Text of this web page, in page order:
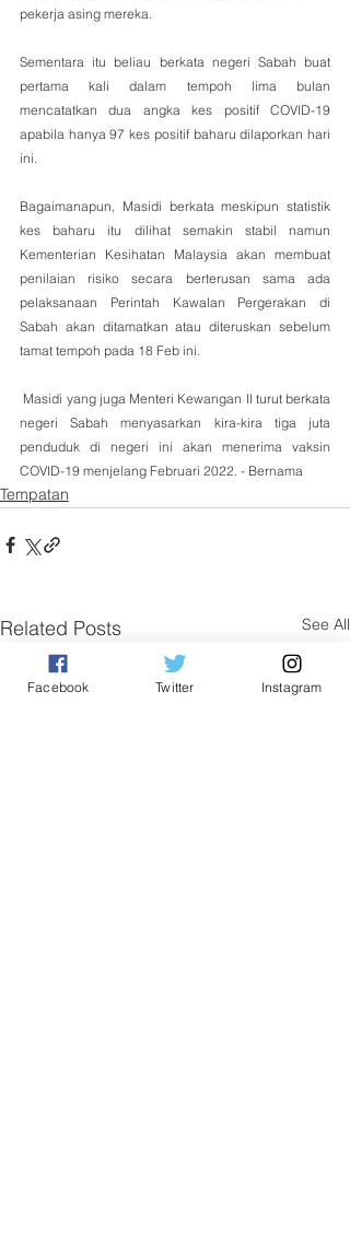
pekerja asing mereka.
Sementara itu beliau berkata negeri Sabah buat
pertama kali dalam tempoh lima bulan
mencatatkan dua angka kes positif COVID-19
apabila hanya 97 kes positif baharu dilaporkan hari
ini.
Bagaimanapun, Masidi berkata meskipun statistik
kes baharu itu dilihat semakin stabil namun
Kementerian Kesihatan Malaysia akan membuat
penilaian risiko secara berterusan sama ada
pelaksanaan Perintah Kawalan Pergerakan di
Sabah akan ditamatkan atau diteruskan sebelum
tamat tempoh pada 18 Feb ini.
negeri Sabah menyasarkan kira-kira tiga juta
penduduk di negeri ini akan menerima vaksin
COVID-19 menjelang Februari 2022. - Bernama
Tempatan
Related Posts See All
Facebook Twitter Instagram